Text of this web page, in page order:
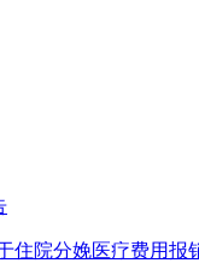
住院分娩医疗费用报